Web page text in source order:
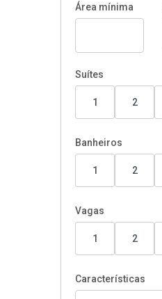
Área mínima
Suítes
1 2
Banheiros
1 2
Vagas
1 2
Características